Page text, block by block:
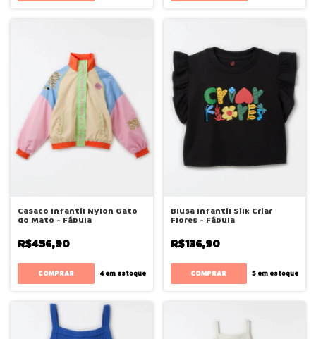
Casaco Infantil Nylon Gato
do Mato - Fábula
R$456,90
COMPRAR 4em estoque
Blusa Infantil Silk Criar
Flores - Fábula
R$136,90
COMPRAR 5 em estoque